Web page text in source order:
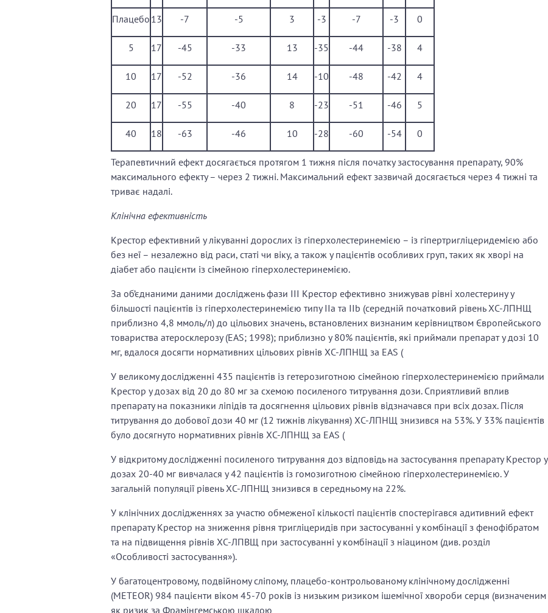
Плацебо 13 -7 -5 3 -3 -7 -3 0
5 17 -45 -33 13 -35 -44 -38 4
10 17 -52 -36 14 -10 -48 -42 4
20 17 -55 -40 8 -23 -51 -46 5
40 18 -63 -46 10 -28 -60 -54 0
Терапевтичний ефект досягається протягом 1 тижня після початку застосування препарату, 90%
максимального ефекту – через 2 тижні. Максимальний ефект зазвичай досягається через 4 тижні та
триває надалі.
Клінічна ефективність
Крестор ефективний у лікуванні дорослих із гіперхолестеринемією – із гіпертригліцеридемією або
без неї – незалежно від раси, статі чи віку, а також у пацієнтів особливих груп, таких як хворі на
діабет або пацієнти із сімейною гіперхолестеринемією.
За об’єднаними даними досліджень фази ІІІ Крестор ефективно знижував рівні холестерину у
більшості пацієнтів із гіперхолестеринемією типу IIa та IIb (середній початковий рівень ХС-ЛПНЩ
приблизно 4,8 ммоль/л) до цільових значень, встановлених визнаним керівництвом Європейського
товариства атеросклерозу (EAS; 1998); приблизно у 80% пацієнтів, які приймали препарат у дозі 10
мг, вдалося досягти нормативних цільових рівнів ХС-ЛПНЩ за EAS (
У великому дослідженні 435 пацієнтів із гетерозиготною сімейною гіперхолестеринемією приймали
Крестор у дозах від 20 до 80 мг за схемою посиленого титрування дози. Сприятливий вплив
препарату на показники ліпідів та досягнення цільових рівнів відзначався при всіх дозах. Після
титрування до добової дози 40 мг (12 тижнів лікування) ХС-ЛПНЩ знизився на 53%. У 33% пацієнтів
було досягнуто нормативних рівнів ХС-ЛПНЩ за EAS (
У відкритому дослідженні посиленого титрування доз відповідь на застосування препарату Крестор у
дозах 20-40 мг вивчалася у 42 пацієнтів із гомозиготною сімейною гіперхолестеринемією. У
загальній популяції рівень ХС-ЛПНЩ знизився в середньому на 22%.
У клінічних дослідженнях за участю обмеженої кількості пацієнтів спостерігався адитивний ефект
препарату Крестор на зниження рівня тригліцеридів при застосуванні у комбінації з фенофібратом
та на підвищення рівнів ХС-ЛПВЩ при застосуванні у комбінації з ніацином (див. розділ
«Особливості застосування»).
У багатоцентровому, подвійному сліпому, плацебо-контрольованому клінічному дослідженні
(METEOR) 984 пацієнти віком 45-70 років із низьким ризиком ішемічної хвороби серця (визначеним
як ризик за Фрамінгемською шкалою